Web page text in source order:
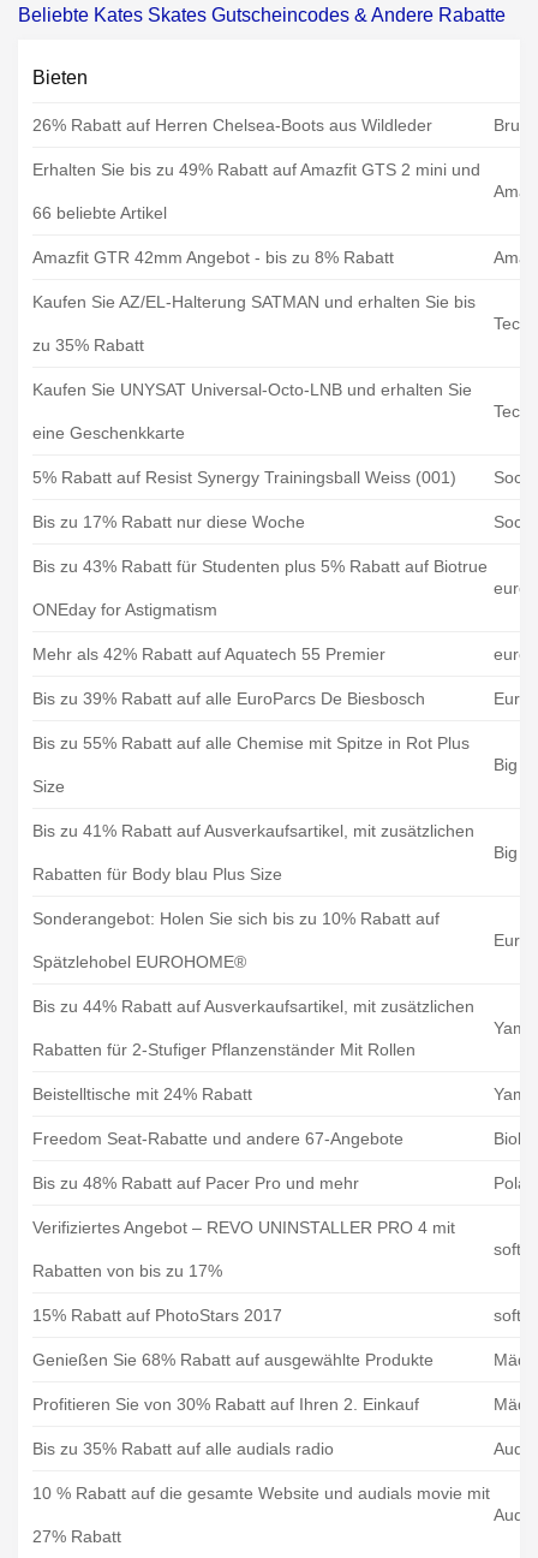
Beliebte Kates Skates Gutscheincodes & Andere Rabatte
Bieten
26% Rabatt auf Herren Chelsea-Boots aus Wildleder
Erhalten Sie bis zu 49% Rabatt auf Amazfit GTS 2 mini und
66 beliebte Artikel
Amazfit GTR 42mm Angebot - bis zu 8% Rabatt
Kaufen Sie AZ/EL-Halterung SATMAN und erhalten Sie bis
zu 35% Rabatt
Kaufen Sie UNYSAT Universal-Octo-LNB und erhalten Sie
eine Geschenkkarte
5% Rabatt auf Resist Synergy Trainingsball Weiss (001)
Bis zu 17% Rabatt nur diese Woche
Bis zu 43% Rabatt für Studenten plus 5% Rabatt auf Biotrue
ONEday for Astigmatism
Mehr als 42% Rabatt auf Aquatech 55 Premier
Bis zu 39% Rabatt auf alle EuroParcs De Biesbosch
Bis zu 55% Rabatt auf alle Chemise mit Spitze in Rot Plus
Size
Big
Bis zu 41% Rabatt auf Ausverkaufsartikel, mit zusätzlichen
Rabatten für Body blau Plus Size
Big
Sonderangebot: Holen Sie sich bis zu 10% Rabatt auf
Spätzlehobel EUROHOME®
Bis zu 44% Rabatt auf Ausverkaufsartikel, mit zusätzlichen
Rabatten für 2-Stufiger Pflanzenständer Mit Rollen
Beistelltische mit 24% Rabatt
Freedom Seat-Rabatte und andere 67-Angebote
Bis zu 48% Rabatt auf Pacer Pro und mehr Polar
Verifiziertes Angebot – REVO UNINSTALLER PRO 4 mit
Rabatten von bis zu 17%
15% Rabatt auf PhotoStars 2017
Genießen Sie 68% Rabatt auf ausgewählte Produkte Mädl
Profitieren Sie von 30% Rabatt auf Ihren 2. Einkauf Mädl
Bis zu 35% Rabatt auf alle audials radio
10 % Rabatt auf die gesamte Website und audials movie mit
27% Rabatt